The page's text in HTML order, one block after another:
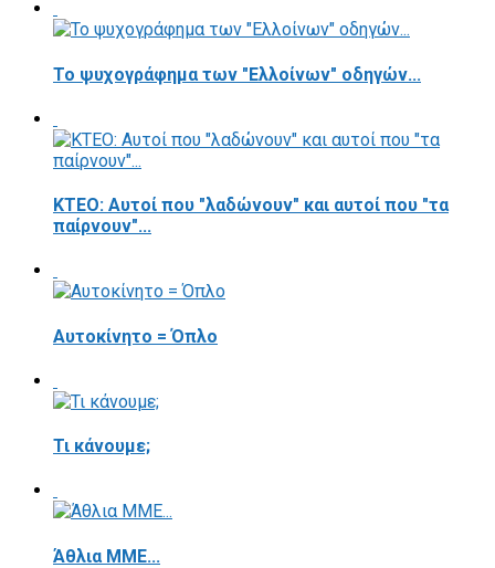
Το ψυχογράφημα των "Ελλοίνων" οδηγών...
ΚΤΕΟ: Αυτοί που "λαδώνουν" και αυτοί που "τα
παίρνουν"...
Αυτοκίνητο = Όπλο
Τι κάνουμε;
Άθλια ΜΜΕ...